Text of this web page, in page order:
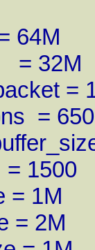
= 32M
=
= 650
1500
1M
= 2M